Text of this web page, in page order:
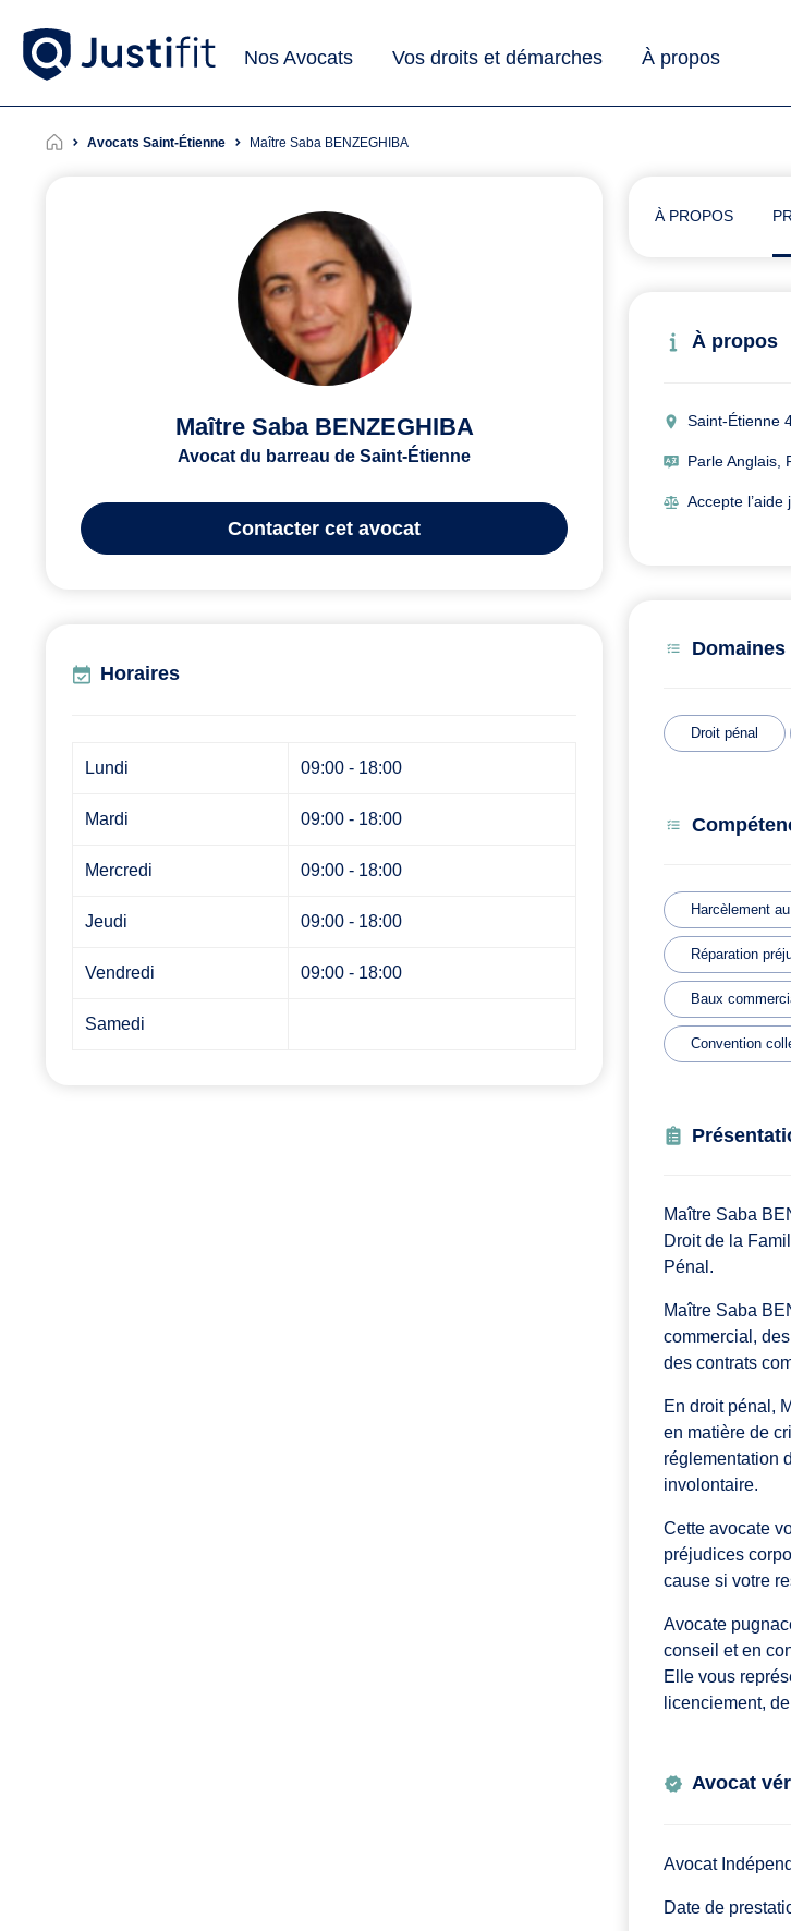
Nos Avocats Vos droits et démarches À propos
Avocats Saint-Étienne Maître Saba BENZEGHIBA
Maître Saba BENZEGHIBA
Avocat du barreau de Saint-Étienne
Contacter cet avocat
Horaires
Lundi 09:00 - 18:00
Mardi 09:00 - 18:00
Mercredi 09:00 - 18:00
Jeudi 09:00 - 18:00
Vendredi 09:00 - 18:00
Samedi
À PROPOS
À propos
Saint-Étienne
Parle Anglais,
Accepte
Droit pénal
Harcèlement
Réparation
Baux
Convention
Maître Saba
Droit de la
Pénal.
Maître Saba
commercial,
des contrats
En droit pénal,
en matière de
réglementation
involontaire.
Cette avocate
préjudices
cause si votre
Avocate
conseil et en
Elle vous
licenciement,
Avocat
Avocat
Date de